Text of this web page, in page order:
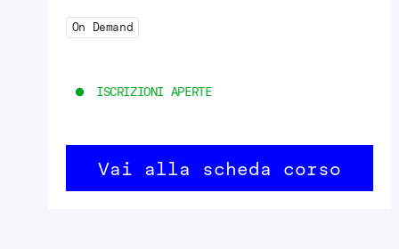
On Demand
ISCRIZIONI APERTE
Vai alla scheda corso